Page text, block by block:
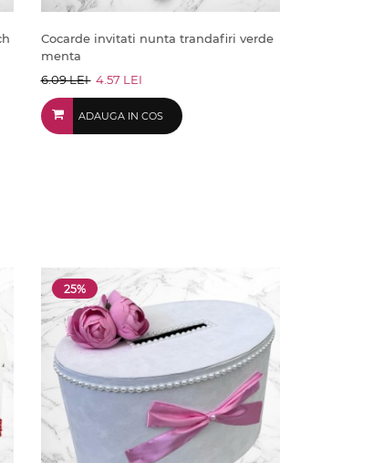
Cocarde invitati nunta trandafiri verde
menta
6.09 LEI 4.57 LEI
ADAUGA IN COS
25%